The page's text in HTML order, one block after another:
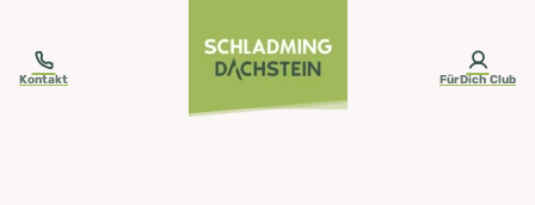
Kontakt FürDich Club